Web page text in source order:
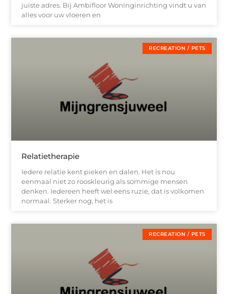
juiste adres. Bij Ambifloor Woninginrichting vindt u van
alles voor uw vloeren en
RECREATION / PETS
Relatietherapie
Iedere relatie kent pieken en dalen. Het is nou
eenmaal niet zo rooskleurig als sommige mensen
denken. Iedereen heeft wel eens ruzie, dat is volkomen
normaal. Sterker nog, het is
RECREATION / PETS